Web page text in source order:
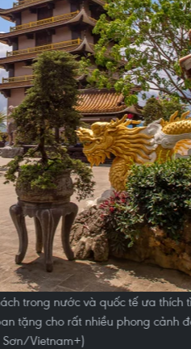
trong nước và quốc tế ưa
tặng cho rất nhiều phong cảnh
Sơn/Vietnam+)